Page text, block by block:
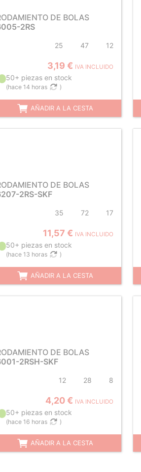
DE BOLAS
2RS
25 47 12
3,19 € IVA INCLUIDO
50+ piezas en stock
(hace 14 horas )
AÑADIR A LA CESTA
DE BOLAS
2RS-SKF
35 72 17
11,57 € IVA INCLUIDO
50+ piezas en stock
(hace 13 horas )
AÑADIR A LA CESTA
DE BOLAS
2RSH-SKF
12 28 8
4,20 € IVA INCLUIDO
50+ piezas en stock
(hace 16 horas )
AÑADIR A LA CESTA